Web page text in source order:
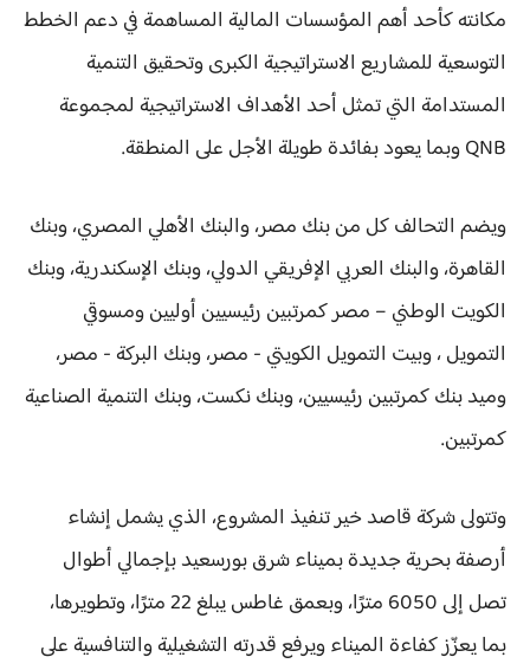
مكانته كأحد أهم المؤسسات المالية المساهمة في دعم الخطط
التوسعية للمشاريع الاستراتيجية الكبرى وتحقيق التنمية
المستدامة التي تمثل أحد الأهداف الاستراتيجية لمجموعة
QNB وبما يعود بفائدة طويلة الأجل على المنطقة.
ويضم التحالف كل من بنك مصر، والبنك الأهلي المصري، وبنك
القاهرة، والبنك العربي الإفريقي الدولي، وبنك الإسكندرية، وبنك
الكويت الوطني – مصر كمرتبين رئيسيين أوليين ومسوقي
التمويل ، وبيت التمويل الكويتي - مصر، وبنك البركة - مصر،
وميد بنك كمرتبين رئيسيين، وبنك نكست، وبنك التنمية الصناعية
كمرتبين.
وتتولى شركة قاصد خير تنفيذ المشروع، الذي يشمل إنشاء
أرصفة بحرية جديدة بميناء شرق بورسعيد بإجمالي أطوال
تصل إلى 6050 مترًا، وبعمق غاطس يبلغ 22 مترًا، وتطويرها،
بما يعزّز كفاءة الميناء ويرفع قدرته التشغيلية والتنافسية على